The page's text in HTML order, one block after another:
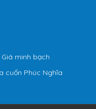
minh bạch
cuốn Phúc Nghĩa